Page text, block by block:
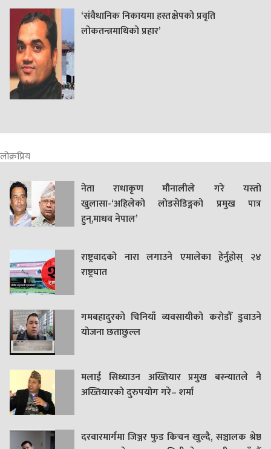
‘संवैधानिक निकायमा हस्तक्षेपको प्रवृति
लोकतन्त्रमाथिको प्रहार’
लोक्रप्रिय
नेता राधाकृण मौनालीले गरे यस्तो
खुलासा-‘अहिलेको लोडसेडिङ्गको प्रमुख पात्र
हुन्,माधव नेपाल’
राष्ट्रवादको नारा लगाउने एमालेका हेर्नुहोस् २४
राष्ट्रघात
गमबहादुरकाे चिनियाँ व्यवसायीको करोडौँ डुवाउने
याेजना छताछुल्ल
मलाई सिध्याउन अख्तियार प्रमुख बस्न्यातले नै
अख्तियारको दुरुपयोग गरे– शर्मा
दरवारमार्गमा जिञ्जर फुड किचन खुल्दै, सञ्चालक श्रेष्ठ